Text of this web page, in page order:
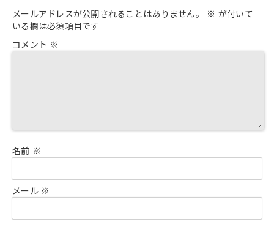
メールアドレスが公開されることはありません。 ※ が付いて
いる欄は必須項目です
コメント ※
名前 ※
メール ※